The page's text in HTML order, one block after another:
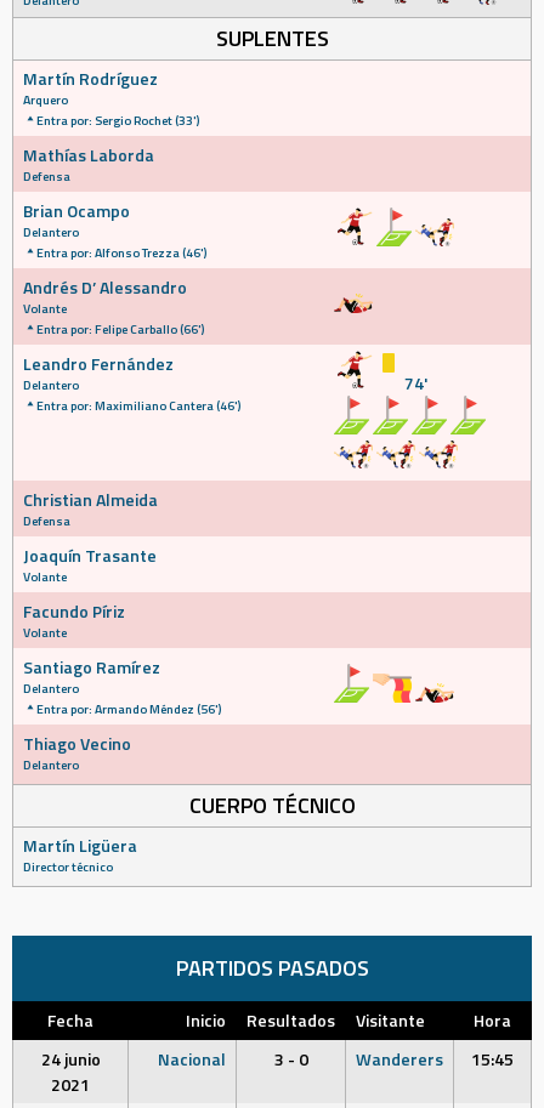
SUPLENTES
Martín Rodríguez
Arquero
Entra por: Sergio Rochet (33')
Mathías Laborda
Defensa
Brian Ocampo
Delantero
Entra por: Alfonso Trezza (46')
Andrés D’ Alessandro
Volante
Entra por: Felipe Carballo (66')
Leandro Fernández
Delantero
Entra por: Maximiliano Cantera (46')
74'
Christian Almeida
Defensa
Joaquín Trasante
Volante
Facundo Píriz
Volante
Santiago Ramírez
Delantero
Entra por: Armando Méndez (56')
Thiago Vecino
Delantero
CUERPO TÉCNICO
Martín Ligüera
Director técnico
PARTIDOS PASADOS
Fecha Inicio Resultados Visitante
Hora
24 junio
2021
Nacional 3 - 0 Wanderers 15:45